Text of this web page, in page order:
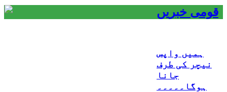
قومی خبریں
ہمیں واپس
نیچر کی طرف
جانا
ہوگا۔۔۔۔۔